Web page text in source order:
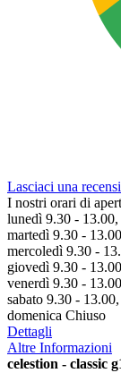
Lasciaci una
I nostri orari di
lunedì 9.30 -
martedì 9.30 -
mercoledì 9.30 -
giovedì 9.30 -
venerdì 9.30 -
sabato 9.30 -
domenica Chiuso
Dettagli
Altre Informazioni
celestion - classic